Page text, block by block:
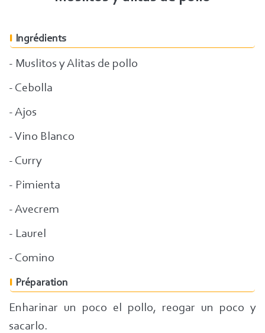
Ingrédients
- Muslitos y Alitas de pollo
- Cebolla
- Ajos
- Vino Blanco
- Curry
- Pimienta
- Avecrem
- Laurel
- Comino
Préparation
Enharinar un poco el pollo, reogar un poco y
sacarlo.